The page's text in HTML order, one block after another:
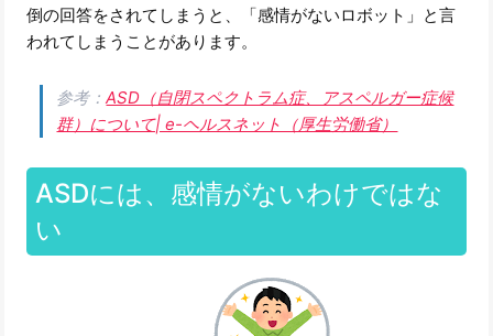
倒の回答をされてしまうと、「感情がないロボット」と言
われてしまうことがあります。
参考：ASD（自閉スペクトラム症、アスペルガー症候
群）について| e-ヘルスネット（厚生労働省）
ASDには、感情がないわけではな
い